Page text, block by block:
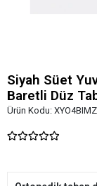
Siyah Süet
Baretli Düz
Ürün Kodu: